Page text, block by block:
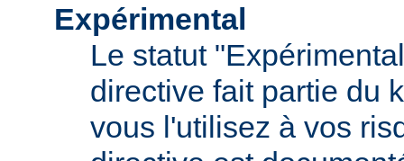
Expérimental
Le statut
directive fait partie du
vous l'utilisez à vos